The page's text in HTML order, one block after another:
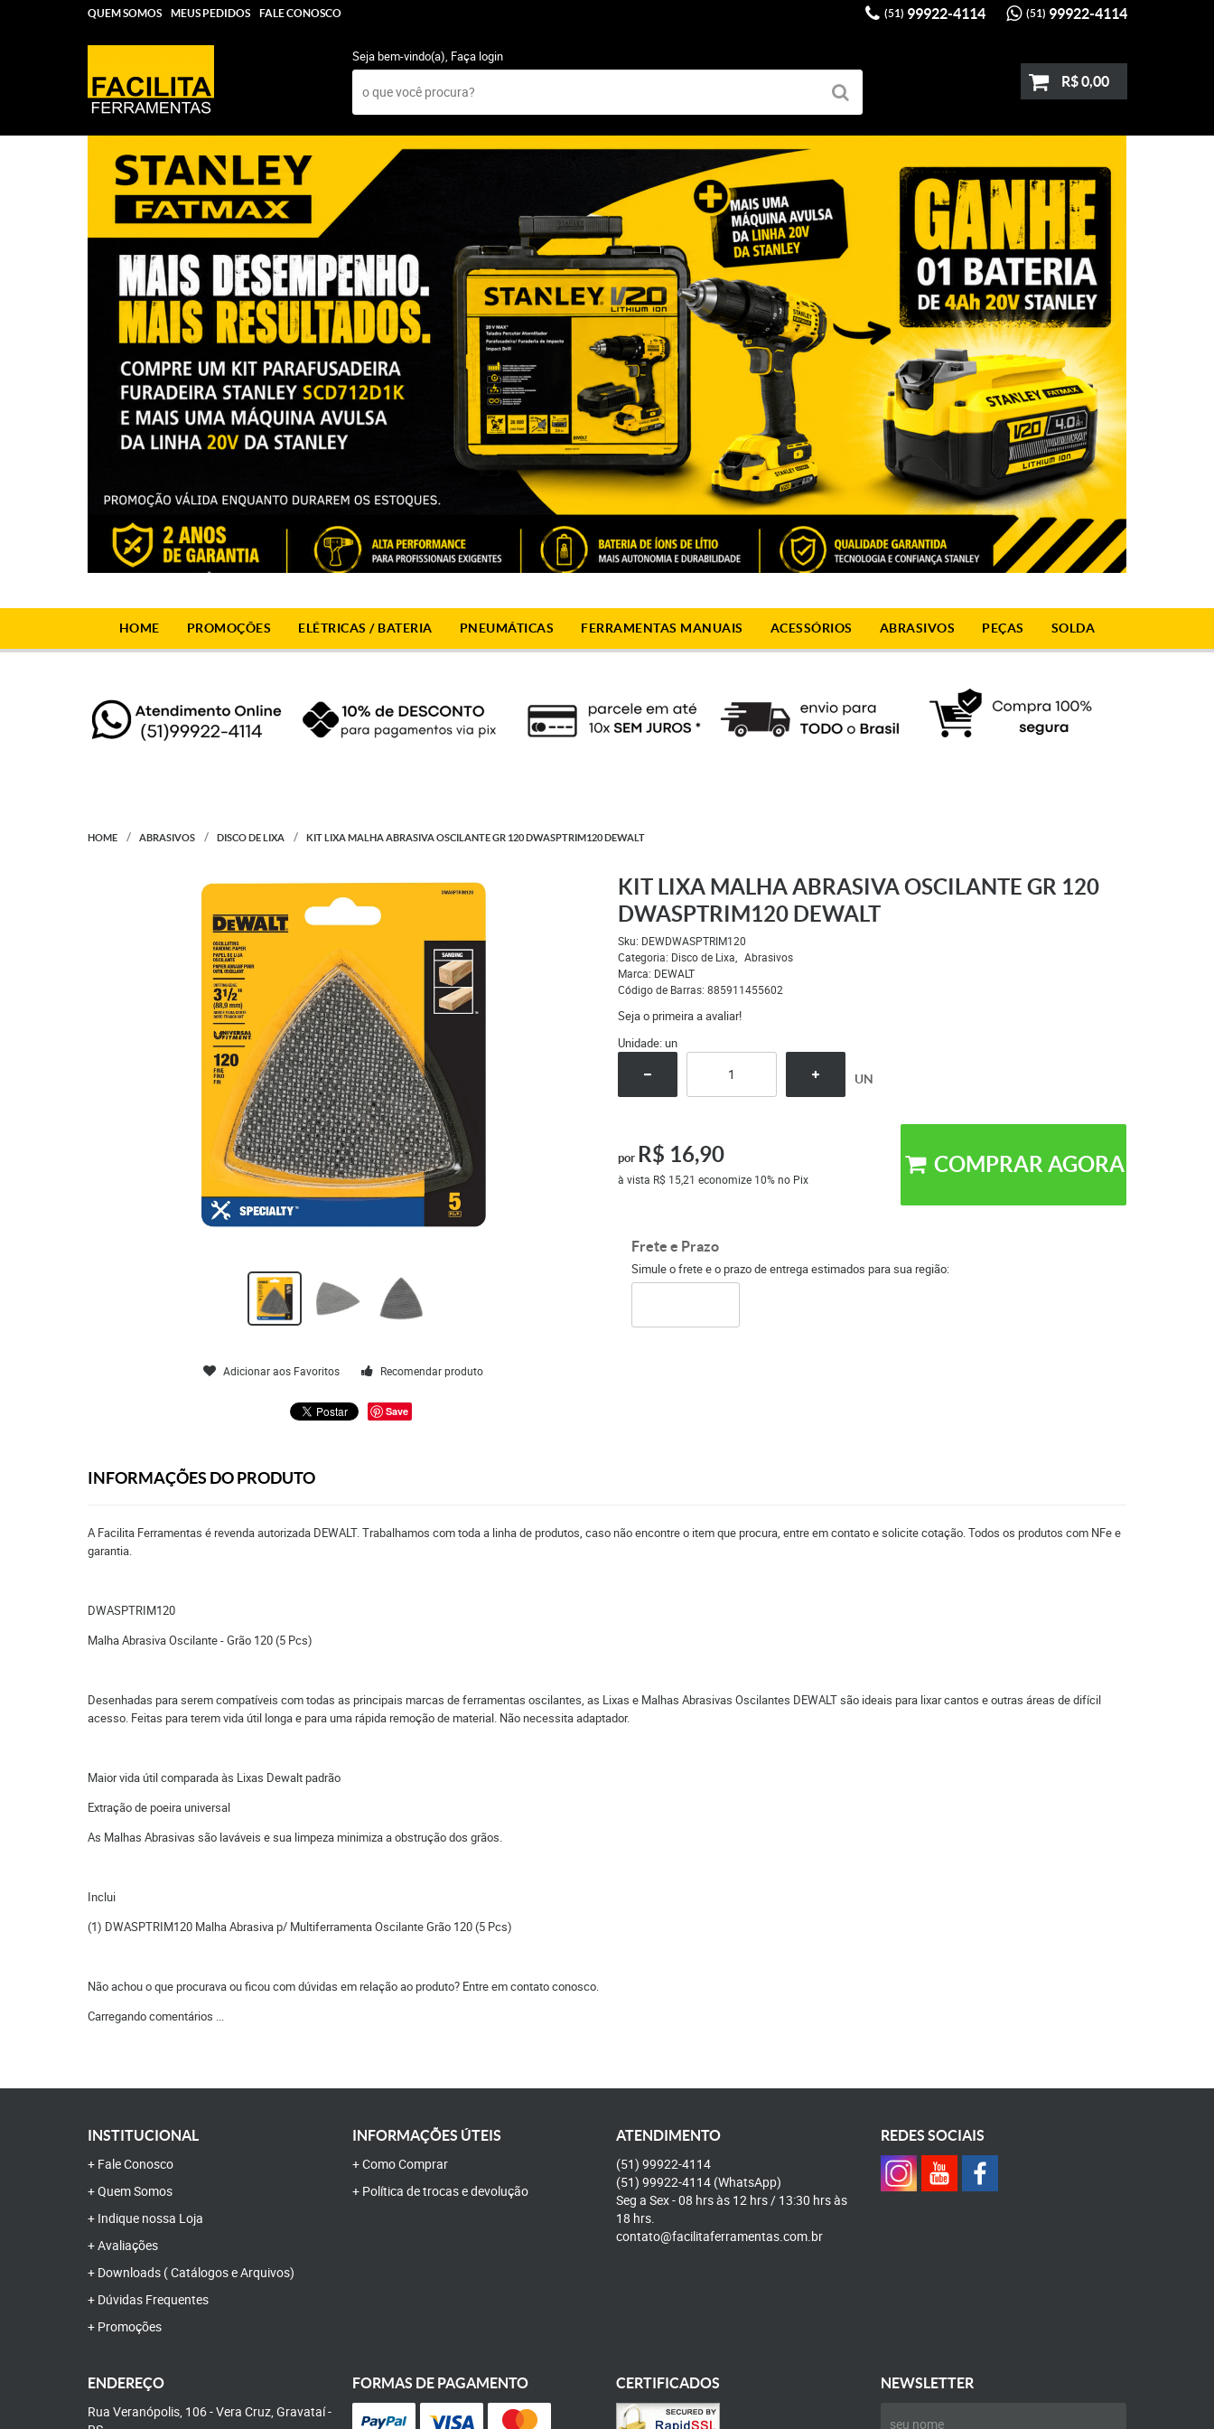
QUEM SOMOS MEUS PEDIDOS FALE CONOSCO (51) 99922-4114 (51) 99922-4114
Seja bem-vindo(a), Faça login
R$ 0,00
HOME PROMOÇÕES ELÉTRICAS / BATERIA PNEUMÁTICAS FERRAMENTAS MANUAIS ACESSÓRIOS ABRASIVOS PEÇAS SOLDA
HOME ABRASIVOS DISCO DE LIXA KIT LIXA MALHA ABRASIVA OSCILANTE GR 120 DWASPTRIM120 DEWALT
Adicionar aos Favoritos Recomendar produto
Save
KIT LIXA MALHA ABRASIVA OSCILANTE GR 120
DWASPTRIM120 DEWALT
Sku: DEWDWASPTRIM120
Categoria: Disco de Lixa
Abrasivos
Marca: DEWALT
Código de Barras: 885911455602
Seja o primeira a avaliar!
Unidade: un
UN
por R$ 16,90
à vista R$ 15,21 economize 10%no Pix
COMPRAR AGORA
Frete e Prazo
Simule o frete e o prazo de entrega estimados para sua região:
INFORMAÇÕES DO PRODUTO
A Facilita Ferramentas é revenda autorizada DEWALT. Trabalhamos com toda a linha de produtos, caso não encontre o item que procura, entre em contato e solicite cotação. Todos os produtos com NFe e
garantia.
DWASPTRIM120
Malha Abrasiva Oscilante - Grão 120 (5 Pcs)
Desenhadas para serem compatíveis com todas as principais marcas de ferramentas oscilantes, as Lixas e Malhas Abrasivas Oscilantes DEWALT são ideais para lixar cantos e outras áreas de difícil
acesso. Feitas para terem vida útil longa e para uma rápida remoção de material. Não necessita adaptador.
Maior vida útil comparada às Lixas Dewalt padrão
Extração de poeira universal
As Malhas Abrasivas são laváveis e sua limpeza minimiza a obstrução dos grãos.
Inclui
(1) DWASPTRIM120 Malha Abrasiva p/ Multiferramenta Oscilante Grão 120 (5 Pcs)
Não achou o que procurava ou ficou com dúvidas em relação ao produto? Entre em contato conosco.
Carregando comentários ...
INSTITUCIONAL
Fale Conosco
Quem Somos
Indique nossa Loja
Avaliações
Downloads ( Catálogos e Arquivos)
Dúvidas Frequentes
Promoções
INFORMAÇÕES ÚTEIS
Como Comprar
Política de trocas e devolução
ATENDIMENTO
(51) 99922-4114
(51) 99922-4114 (WhatsApp)
Seg a Sex - 08 hrs às 12 hrs / 13:30 hrs às
18 hrs.
contato@facilitaferramentas.com.br
REDES SOCIAIS
ENDEREÇO
Rua Veranópolis, 106-Vera Cruz, Gravataí-
FORMAS DE PAGAMENTO CERTIFICADOS NEWSLETTER